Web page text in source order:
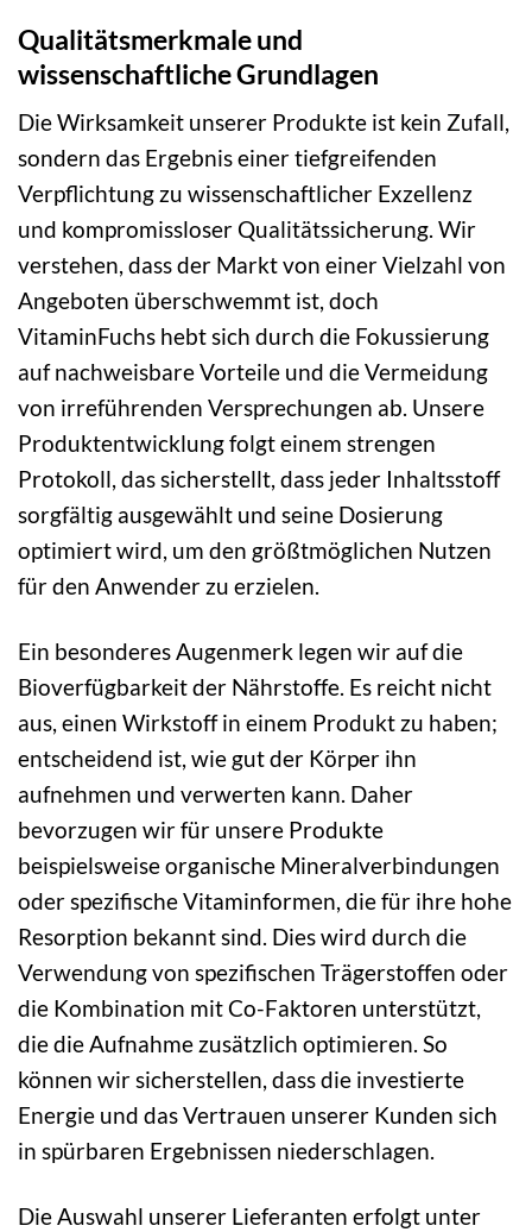
Qualitätsmerkmale und
wissenschaftliche Grundlagen
Die Wirksamkeit unserer Produkte ist kein Zufall,
sondern das Ergebnis einer tiefgreifenden
Verpflichtung zu wissenschaftlicher Exzellenz
und kompromissloser Qualitätssicherung. Wir
verstehen, dass der Markt von einer Vielzahl von
Angeboten überschwemmt ist, doch
VitaminFuchs hebt sich durch die Fokussierung
auf nachweisbare Vorteile und die Vermeidung
von irreführenden Versprechungen ab. Unsere
Produktentwicklung folgt einem strengen
Protokoll, das sicherstellt, dass jeder Inhaltsstoff
sorgfältig ausgewählt und seine Dosierung
optimiert wird, um den größtmöglichen Nutzen
für den Anwender zu erzielen.
Ein besonderes Augenmerk legen wir auf die
Bioverfügbarkeit der Nährstoffe. Es reicht nicht
aus, einen Wirkstoff in einem Produkt zu haben;
entscheidend ist, wie gut der Körper ihn
aufnehmen und verwerten kann. Daher
bevorzugen wir für unsere Produkte
beispielsweise organische Mineralverbindungen
oder spezifische Vitaminformen, die für ihre hohe
Resorption bekannt sind. Dies wird durch die
Verwendung von spezifischen Trägerstoffen oder
die Kombination mit Co-Faktoren unterstützt,
die die Aufnahme zusätzlich optimieren. So
können wir sicherstellen, dass die investierte
Energie und das Vertrauen unserer Kunden sich
in spürbaren Ergebnissen niederschlagen.
Die Auswahl unserer Lieferanten erfolgt unter